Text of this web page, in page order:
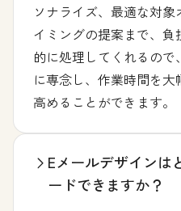
ソナライズ、最適な対
イミングの提案まで、
的に処理してくれるの
に専念し、作業時間を
高めることができます。
Eメールデザインは
ードできますか？